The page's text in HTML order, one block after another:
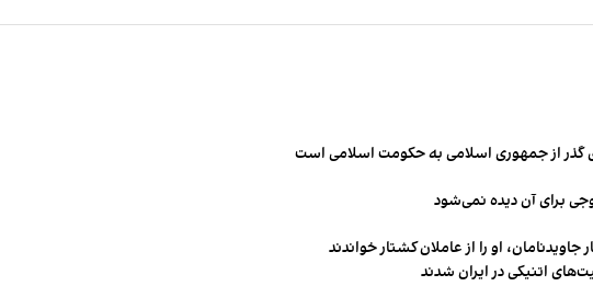
گذر از جمهوری اسلامی به حکومت اسلامی است
برای آن دیده نمی‌شود
او را از عاملان کشتار خواندند
اتنیکی در ایران شدند